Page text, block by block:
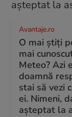
Avantaje.ro
O mai știți
mai
Meteo? Azi
doamnă
stai să vezi
ei. Nimeni,
așteptat la